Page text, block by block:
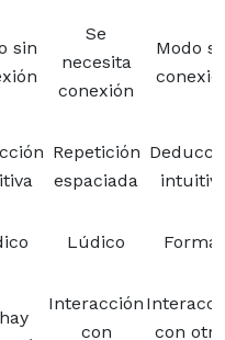
sin
Se
necesita
conexión
Modo
Repetición
espaciada
Lúdico Formal
Interacción
con
con